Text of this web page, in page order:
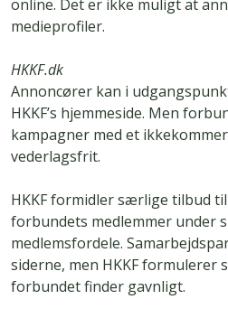
online. Det er ikke muligt at
medieprofiler.
HKKF.dk
Annoncører kan i
HKKF’s hjemmeside. Men
kampagner med et
vederlagsfrit.
HKKF formidler særlige tilbud
forbundets medlemmer under
medlemsfordele.
siderne, men HKKF formulerer
forbundet finder gavnligt.